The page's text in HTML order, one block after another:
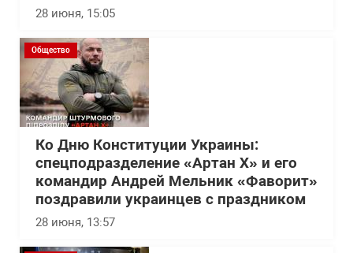
28 июня, 15:05
Общество
Ко Дню Конституции Украины:
спецподразделение «Артан Х» и его
командир Андрей Мельник «Фаворит»
поздравили украинцев с праздником
28 июня, 13:57